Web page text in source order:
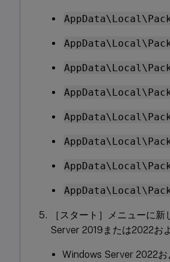
［スタート］メニューに
Server 2019または2022お
Windows Server 2022お